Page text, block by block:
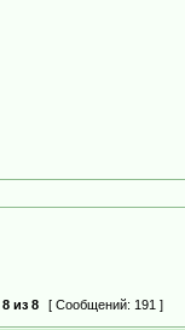
8 из 8 [ Сообщений: 191 ]